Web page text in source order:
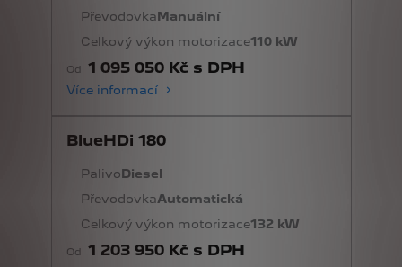
PřevodovkaManuální
Celkový výkon motorizace110 kW
Od 1 095 050 Kč s DPH
Více informací
BlueHDi 180
PalivoDiesel
PřevodovkaAutomatická
Celkový výkon motorizace132 kW
Od 1 203 950 Kč s DPH